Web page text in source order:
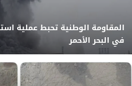
المقاومة الوطنية تحبط عملية
في البحر الأحمر